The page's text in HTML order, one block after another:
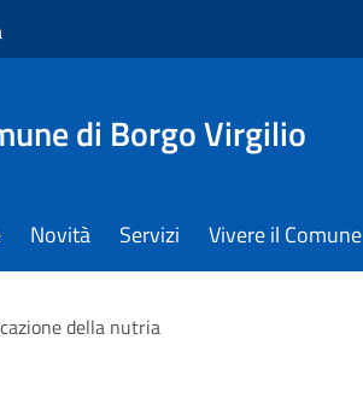
di Borgo Virgilio
Novità Servizi Vivere il Comune
della nutria